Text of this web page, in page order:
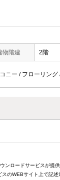
物階建 2階
ニー / フローリン
ンロードサービスが
のWEBサイト上で記